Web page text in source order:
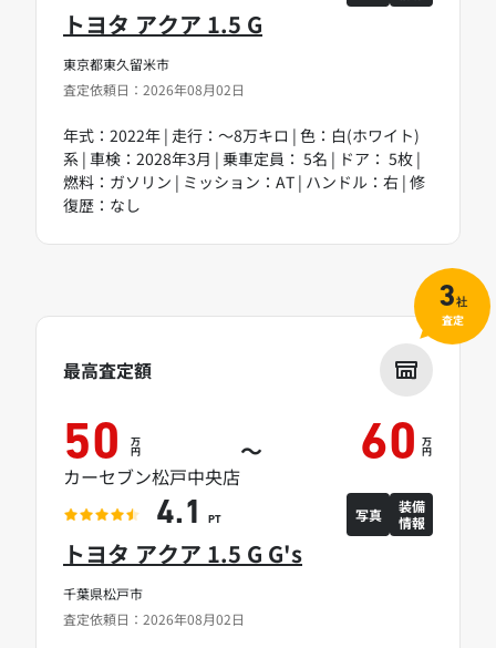
東京都東久留米市
査定依頼日：2026年08月02日
トヨタ アクア 1.5 G
年式：2022年 | 走行：～8万キロ | 色：白(ホワイト)
系 | 車検：2028年3月 | 乗車定員： 5名 | ドア： 5枚 |
燃料：ガソリン | ミッション：AT | ハンドル：右 | 修
復歴：なし
千葉県松戸市
査定依頼日：2026年08月02日
トヨタ アクア 1.5 G G's
最高査定額
50 万
円 ～ 60 万
円
カーセブン松戸中央店
4.1 PT 写真
装備
情報
3社
査定